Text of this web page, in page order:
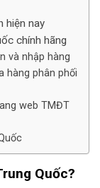
hiện nay
chính hãng
và nhập hàng
hàng phân phối
web TMĐT
Quốc?